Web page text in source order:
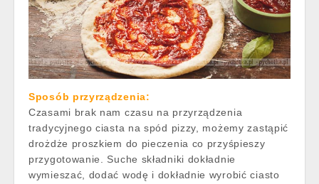
Sposób przyrządzenia:
Czasami brak nam czasu na przyrządzenia
tradycyjnego ciasta na spód pizzy, możemy zastąpić
drożdże proszkiem do pieczenia co przyśpieszy
przygotowanie. Suche składniki dokładnie
wymieszać, dodać wodę i dokładnie wyrobić ciasto